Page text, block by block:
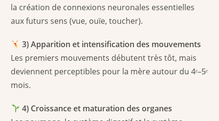
la création de connexions neuronales essentielles
aux futurs sens (vue, ouïe, toucher).
3) Apparition et intensification des mouvements
Les premiers mouvements débutent très tôt, mais
deviennent perceptibles pour la mère autour du 4ᵉ–5ᵉ
mois.
4) Croissance et maturation des organes